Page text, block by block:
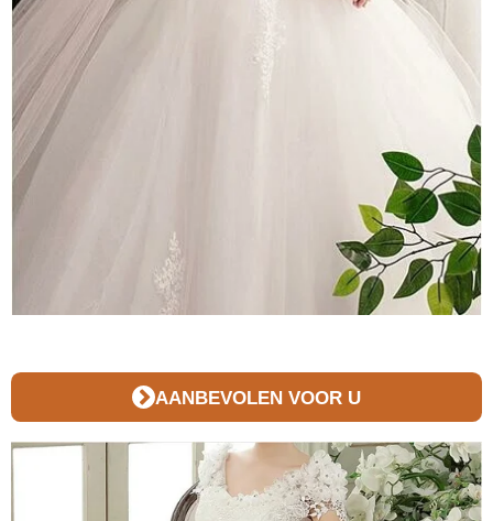
AANBEVOLEN VOOR U